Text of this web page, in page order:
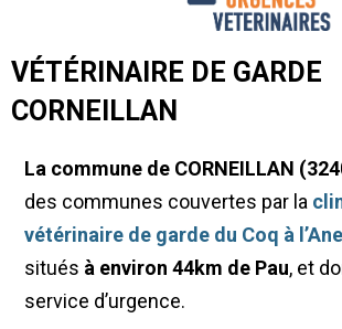
VÉTÉRINAIRE DE GARDE
CORNEILLAN
La commune de CORNEILLAN
des communes couvertes par la
vétérinaire de garde du Coq à l’Ane
situés à environ 44km de Pau, et
service d’urgence.